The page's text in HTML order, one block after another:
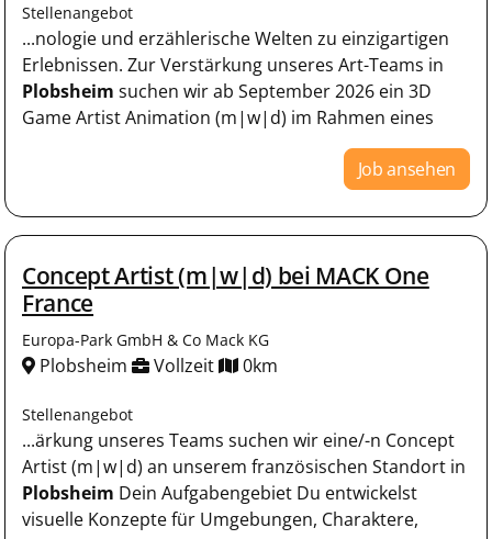
Stellenangebot
...nologie und erzählerische Welten zu einzigartigen
Erlebnissen. Zur Verstärkung unseres Art-Teams in
Plobsheim suchen wir ab September 2026 ein 3D
Game Artist Animation (m|w|d) im Rahmen eines
Job ansehen
Concept Artist (m|w|d) bei MACK One
France
Europa-Park GmbH & Co Mack KG
Plobsheim Vollzeit 0km
Stellenangebot
...ärkung unseres Teams suchen wir eine/-n Concept
Artist (m|w|d) an unserem französischen Standort in
Plobsheim Dein Aufgabengebiet Du entwickelst
visuelle Konzepte für Umgebungen, Charaktere,